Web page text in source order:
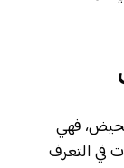
فهي
في التعرف